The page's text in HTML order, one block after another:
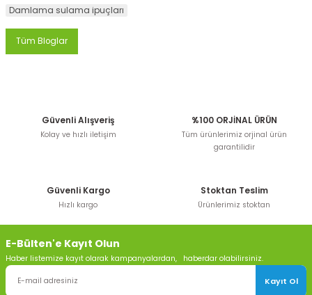
Damlama sulama ipuçları
Tüm Bloglar
Güvenli Alışveriş
Kolay ve hızlı iletişim
%100 ORJİNAL ÜRÜN
Tüm ürünlerimiz orjinal ürün
garantilidir
Güvenli Kargo
Hızlı kargo
Stoktan Teslim
Ürünlerimiz stoktan
E-Bülten'e Kayıt Olun
Haber listemize kayıt olarak kampanyalardan, haberdar olabilirsiniz.
Kayıt Ol